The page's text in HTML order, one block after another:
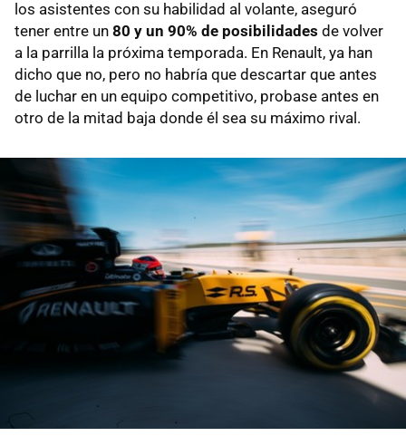
los asistentes con su habilidad al volante, aseguró
tener entre un 80 y un 90% de posibilidades de volver
a la parrilla la próxima temporada. En Renault, ya han
dicho que no, pero no habría que descartar que antes
de luchar en un equipo competitivo, probase antes en
otro de la mitad baja donde él sea su máximo rival.